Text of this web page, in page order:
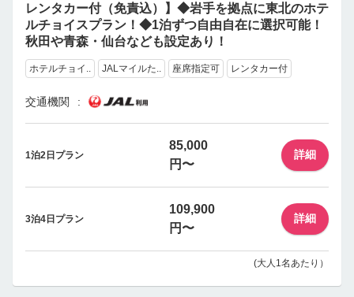
レンタカー付（免責込）】◆岩手を拠点に東北のホテ
ルチョイスプラン！◆1泊ずつ自由自在に選択可能！
秋田や青森・仙台なども設定あり！
ホテルチョイ.. JALマイルた.. 座席指定可 レンタカー付
交通機関
1泊2日プラン
85,000
円〜
詳細
3泊4日プラン
109,900
円〜
詳細
(大人1名あたり）